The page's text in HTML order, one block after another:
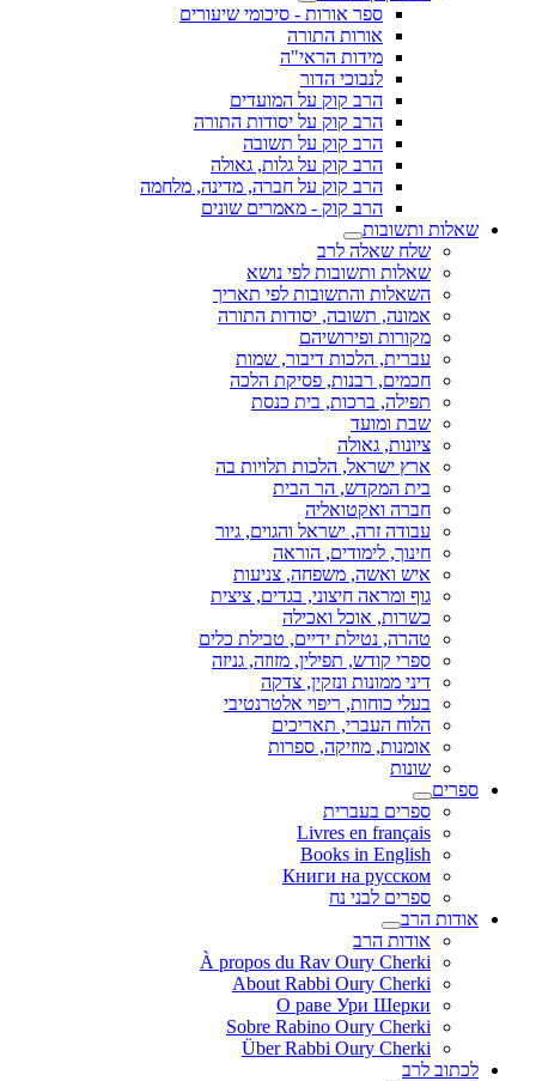
ספר אורות - סיכומי שיעורים
אורות התורה
מידות הראי"ה
לנבוכי הדור
הרב קוק על המועדים
הרב קוק על יסודות התורה
הרב קוק על תשובה
הרב קוק על גלות, גאולה
הרב קוק על חברה, מדינה, מלחמה
הרב קוק - מאמרים שונים
שאלות ותשובות
שלח שאלה לרב
שאלות ותשובות לפי נושא
השאלות והתשובות לפי תאריך
אמונה, תשובה, יסודות התורה
מקורות ופירושיהם
עברית, הלכות דיבור, שמות
חכמים, רבנות, פסיקת הלכה
תפילה, ברכות, בית כנסת
שבת ומועד
ציונות, גאולה
ארץ ישראל, הלכות תלויות בה
בית המקדש, הר הבית
חברה ואקטואליה
עבודה זרה, ישראל והגוים, גיור
חינוך, לימודים, הוראה
איש ואשה, משפחה, צניעות
גוף ומראה חיצוני, בגדים, ציצית
כשרות, אוכל ואכילה
טהרה, נטילת ידיים, טבילת כלים
ספרי קודש, תפילין, מזוזה, גניזה
דיני ממונות ונזקין, צדקה
בעלי כוחות, ריפוי אלטרנטיבי
הלוח העברי, תאריכים
אומנות, מוזיקה, ספרות
שונות
ספרים
ספרים בעברית
Livres en français
Books in English
Книги на русском
ספרים לבני נח
אודות הרב
אודות הרב
À propos du Rav Oury Cherki
About Rabbi Oury Cherki
О раве Ури Шерки
Sobre Rabino Oury Cherki
Über Rabbi Oury Cherki
לכתוב לרב